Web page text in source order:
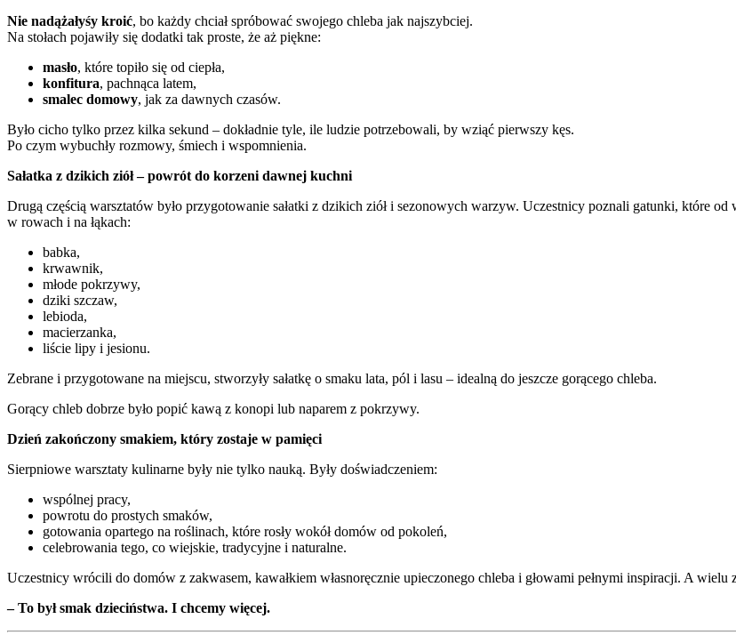
Nie nadążałyśy kroić, bo każdy chciał spróbować swojego chleba jak najszybciej.
Na stołach pojawiły się dodatki tak proste, że aż piękne:
masło, które topiło się od ciepła,
konfitura, pachnąca latem,
smalec domowy, jak za dawnych czasów.
Było cicho tylko przez kilka sekund – dokładnie tyle, ile ludzie potrzebowali, by wziąć pierwszy kęs.
Po czym wybuchły rozmowy, śmiech i wspomnienia.
Sałatka z dzikich ziół – powrót do korzeni dawnej kuchni
Drugą częścią warsztatów było przygotowanie sałatki z dzikich ziół i sezonowych warzyw. Uczestnicy poznali gatunki, które
w rowach i na łąkach:
babka,
krwawnik,
młode pokrzywy,
dziki szczaw,
lebioda,
macierzanka,
liście lipy i jesionu.
Zebrane i przygotowane na miejscu, stworzyły sałatkę o smaku lata, pól i lasu – idealną do jeszcze gorącego chleba.
Gorący chleb dobrze było popić kawą z konopi lub naparem z pokrzywy.
Dzień zakończony smakiem, który zostaje w pamięci
Sierpniowe warsztaty kulinarne były nie tylko nauką. Były doświadczeniem:
wspólnej pracy,
powrotu do prostych smaków,
gotowania opartego na roślinach, które rosły wokół domów od pokoleń,
celebrowania tego, co wiejskie, tradycyjne i naturalne.
Uczestnicy wrócili do domów z zakwasem, kawałkiem własnoręcznie upieczonego chleba i głowami pełnymi inspiracji. A wielu
– To był smak dzieciństwa. I chcemy więcej.